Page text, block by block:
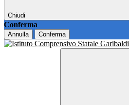
Chiudi
Conferma
Annulla Conferma